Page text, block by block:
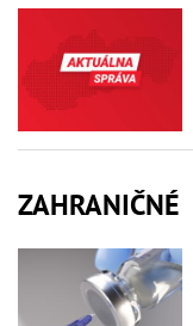
ZAHRANIČNÉ